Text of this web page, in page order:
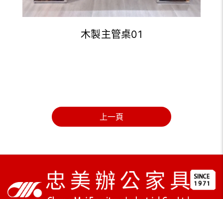
木製主管桌01
上一頁